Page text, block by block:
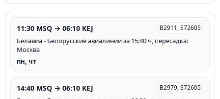
11:30 MSQ → 06:10 KEJ B2911, S72605
Белавиа - Белорусские авиалинии за 15:40 ч, пересадка:
Москва
пн, чт
14:40 MSQ → 06:10 KEJ B2979, S72605